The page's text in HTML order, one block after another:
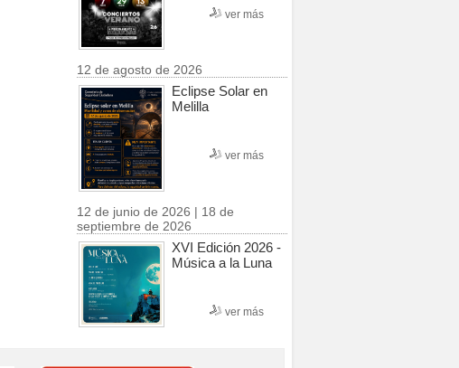
ver más
12 de agosto de 2026
Eclipse Solar en
Melilla
ver más
12 de junio de 2026 | 18 de
septiembre de 2026
XVI Edición 2026 -
Música a la Luna
ver más